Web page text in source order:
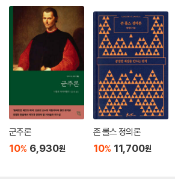
군주론
10% 6,930원
존 롤스 정의론
10% 11,700원